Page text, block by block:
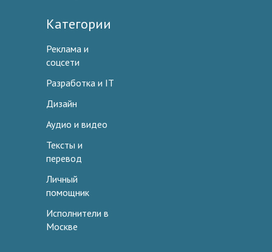
Категории
Реклама и
соцсети
Разработка и IT
Дизайн
Аудио и видео
Тексты и
перевод
Личный
помощник
Исполнители в
Москве